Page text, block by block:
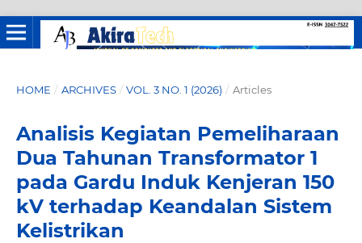
HOME / ARCHIVES / VOL. 3 NO. 1 (2026) / Articles
Analisis Kegiatan Pemeliharaan
Dua Tahunan Transformator 1
pada Gardu Induk Kenjeran 150
kV terhadap Keandalan Sistem
Kelistrikan